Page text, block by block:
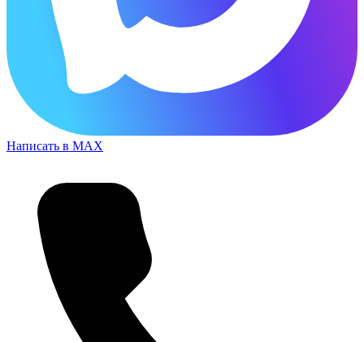
Написать в MAX